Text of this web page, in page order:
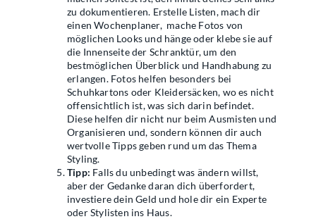
zu dokumentieren. Erstelle Listen, mach dir
einen Wochenplaner, mache Fotos von
möglichen Looks und hänge oder klebe sie auf
die Innenseite der Schranktür, um den
bestmöglichen Überblick und Handhabung zu
erlangen. Fotos helfen besonders bei
Schuhkartons oder Kleidersäcken, wo es nicht
offensichtlich ist, was sich darin befindet.
Diese helfen dir nicht nur beim Ausmisten und
Organisieren und, sondern können dir auch
wertvolle Tipps geben rund um das Thema
Styling.
Tipp: Falls du unbedingt was ändern willst,
aber der Gedanke daran dich überfordert,
investiere dein Geld und hole dir ein Experte
oder Stylisten ins Haus.